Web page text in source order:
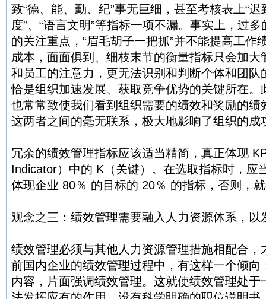
致“德、能、勤、纪”事无巨细，甚至考核表上“迟
度”、“语言文明”等指标一项不漏。事实上，过
的关注重点，“眉毛胡子一把抓”并不能提高工作
成本，面面俱到、细枝末节的衡量指标只会加
和员工的注意力，更无法识别和判断个体和团队
恰是组织加速发展、获取竞争优势的关键所在。
也常常致使我们看到组织需要的绩效和奖励的绩
这两者之间的毫无联系，极大地影响了组织的成
冗余的绩效管理指标应该适当精简，真正体现
Indicator）中的 K（关键）。在选取指标时，应
体现企业 80％ 的目标的 20％ 的指标，否则，
观念之三：绩效管理需要融入人力资源体系，以
绩效管理必须与其他人力资源管理措施相配合，
前国内企业的绩效管理过程中，有这样一个倾向
内容，片面强调绩效管理。这就使绩效管理处